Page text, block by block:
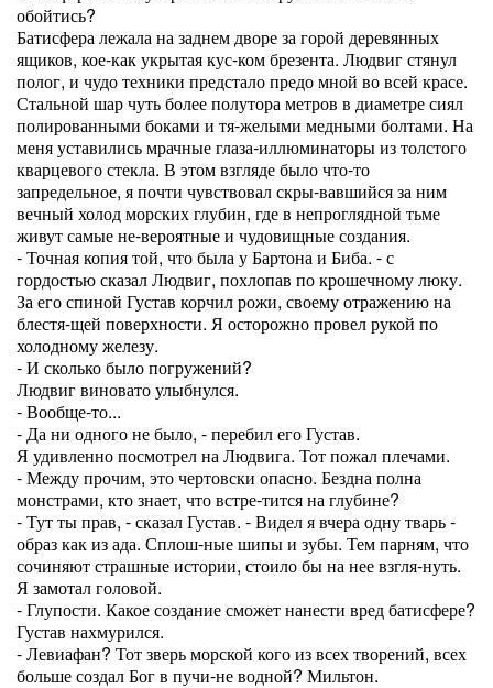
обойтись?
Батисфера лежала на заднем дворе за горой деревянных
ящиков, кое-как укрытая кус-ком брезента. Людвиг стянул
полог, и чудо техники предстало предо мной во всей красе.
Стальной шар чуть более полутора метров в диаметре сиял
полированными боками и тя-желыми медными болтами. На
меня уставились мрачные глаза-иллюминаторы из толстого
кварцевого стекла. В этом взгляде было что-то
запредельное, я почти чувствовал скры-вавшийся за ним
вечный холод морских глубин, где в непроглядной тьме
живут самые не-вероятные и чудовищные создания.
- Точная копия той, что была у Бартона и Биба. - с
гордостью сказал Людвиг, похлопав по крошечному люку.
За его спиной Густав корчил рожи, своему отражению на
блестя-щей поверхности. Я осторожно провел рукой по
холодному железу.
- И сколько было погружений?
Людвиг виновато улыбнулся.
- Вообще-то...
- Да ни одного не было, - перебил его Густав.
Я удивленно посмотрел на Людвига. Тот пожал плечами.
- Между прочим, это чертовски опасно. Бездна полна
монстрами, кто знает, что встре-тится на глубине?
- Тут ты прав, - сказал Густав. - Видел я вчера одну тварь -
образ как из ада. Сплош-ные шипы и зубы. Тем парням, что
сочиняют страшные истории, стоило бы на нее взгля-нуть.
Я замотал головой.
- Глупости. Какое создание сможет нанести вред батисфере?
Густав нахмурился.
- Левиафан? Тот зверь морской кого из всех творений, всех
больше создал Бог в пучи-не водной? Мильтон.